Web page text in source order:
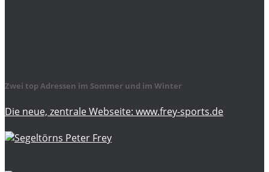
Zwei top Adressen im Sommer und im Winter
Die neue, zentrale Webseite: www.frey-sports.de